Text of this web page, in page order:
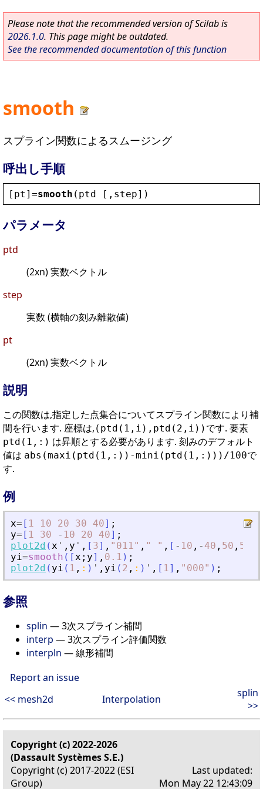
Please note that the recommended version of Scilab is
2026.1.0. This page might be outdated.
See the recommended documentation of this function
smooth
スプライン関数によるスムージング
呼出し手順
[ pt ]=smooth ( ptd [, step])
パラメータ
ptd
(2xn) 実数ベクトル
step
実数 (横軸の刻み離散値)
pt
(2xn) 実数ベクトル
説明
この関数は,指定した点集合についてスプライン関数により補
間を行います. 座標は, (ptd(1,i),ptd(2,i)) です. 要素
ptd(1,:) は昇順とする必要があります. 刻みのデフォルト
値は abs(maxi(ptd(1,:))-mini(ptd(1,:)))/100で
す.
例
x= [ 1 10 20 30 40] ;
y= [ 1 30 - 10 20 40] ;
plot2d (x ' , y ' , [ 3] , " 011" , " " , [ - 10 , - 40 , 50 , 50
yi=smooth ( [x ; y] , 0.1 ) ;
plot2d ( yi ( 1 , : ) ' , yi ( 2 , : ) ' , [ 1] , " 000" ) ;
参照
splin — 3次スプライン補間
interp — 3次スプライン評価関数
interpln — 線形補間
Report an issue
<< mesh2d
Interpolation
splin
>>
Copyright (c) 2022-2026
(Dassault Systèmes S.E.)
Copyright (c) 2017-2022 (ESI
Group)
Last updated:
Mon May 22 12:43:09